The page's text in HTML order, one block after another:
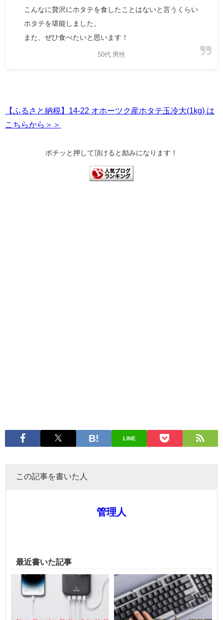
こんなに贅沢にホタテを食したことはないと言うくらい
ホタテを堪能しました。
また、ぜひ食べたいと思います！
50代 男性
【ふるさと納税】14-22 オホーツク産ホタテ玉冷大(1kg) は
こちらから＞＞
ポチッと押して頂けると励みになります！
LINE
この記事を書いた人
管理人
最近書いた記事